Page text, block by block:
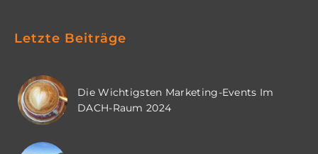
Letzte Beiträge
Die Wichtigsten Marketing-Events Im
DACH-Raum 2024